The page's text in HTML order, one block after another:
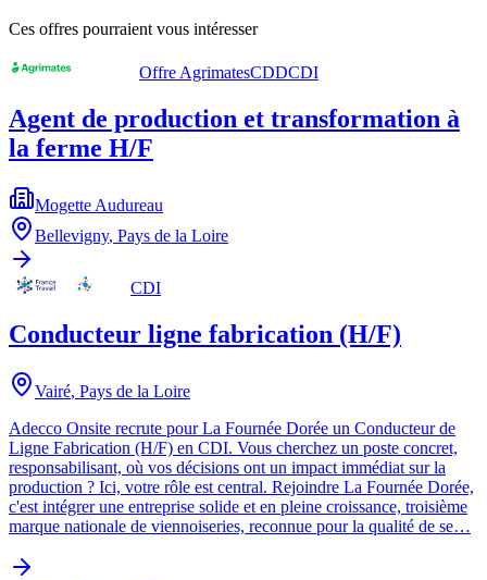
Ces offres pourraient vous intéresser
Offre AgrimatesCDDCDI
Agent de production et transformation à
la ferme H/F
Mogette Audureau
Bellevigny, Pays de la Loire
CDI
Conducteur ligne fabrication (H/F)
Vairé, Pays de la Loire
Adecco Onsite recrute pour La Fournée Dorée un Conducteur de
Ligne Fabrication (H/F) en CDI. Vous cherchez un poste concret,
responsabilisant, où vos décisions ont un impact immédiat sur la
production ? Ici, votre rôle est central. Rejoindre La Fournée Dorée,
c'est intégrer une entreprise solide et en pleine croissance, troisième
marque nationale de viennoiseries, reconnue pour la qualité de se…